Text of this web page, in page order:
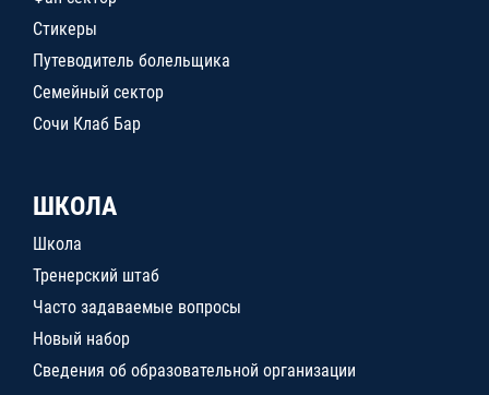
Стикеры
Путеводитель болельщика
Семейный сектор
Сочи Клаб Бар
ШКОЛА
Школа
Тренерский штаб
Часто задаваемые вопросы
Новый набор
Сведения об образовательной организации